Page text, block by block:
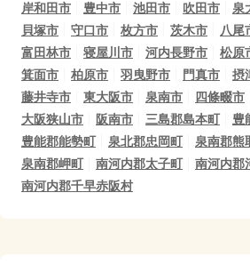
岸和田市 豊中市 池田市 吹田市 泉
貝塚市
守口市 枚方市 茨木市 八尾
富田林市
寝屋川市 河内長野市 松原
箕面市
柏原市 羽曳野市 門真市 摂
藤井寺市
東大阪市 泉南市 四條畷市
大阪狭山市
阪南市 三島郡島本町
豊
豊能郡能勢町
泉北郡忠岡町 泉南郡熊
泉南郡岬町
南河内郡太子町
南河内郡
南河内郡千早赤阪村